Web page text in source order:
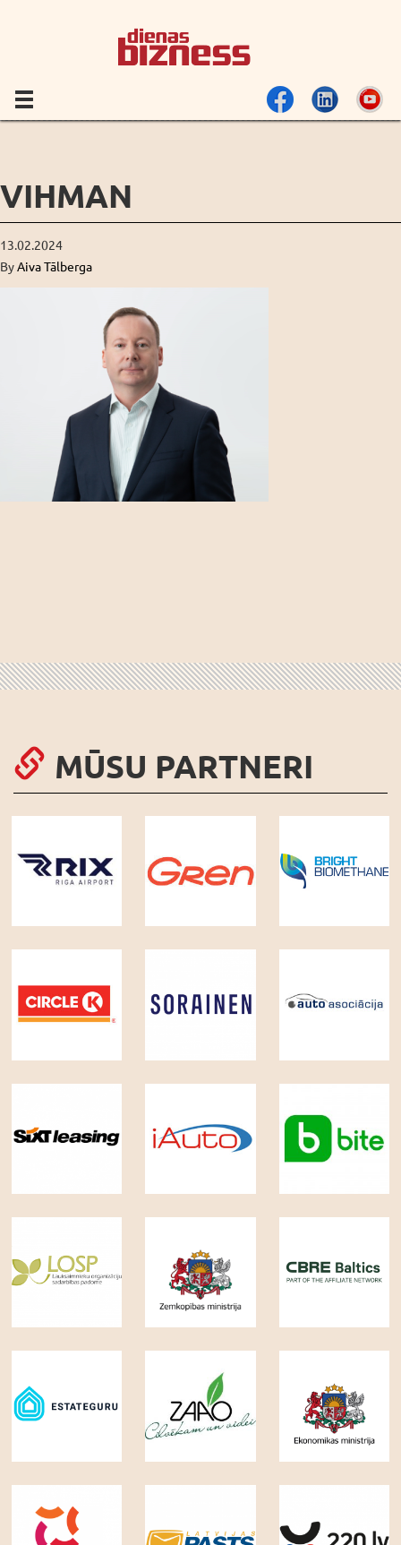
VIHMAN
13.02.2024
ByAiva Tālberga
MŪSU PARTNERI